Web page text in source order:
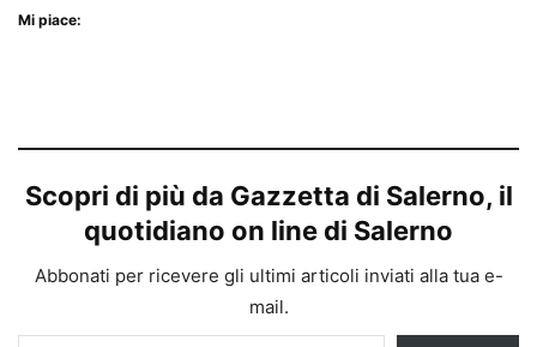
Mi piace:
Scopri di più da Gazzetta di Salerno, il
quotidiano on line di Salerno
Abbonati per ricevere gli ultimi articoli inviati alla tua e-
mail.
Digita la tua e-mail...